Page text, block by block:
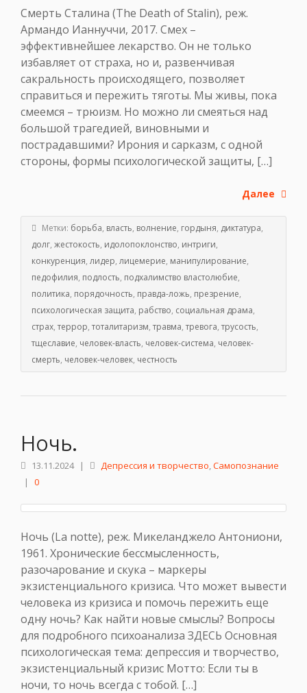
Смерть Сталина (The Death of Stalin), реж.
Армандо Ианнуччи, 2017. Смех –
эффективнейшее лекарство. Он не только
избавляет от страха, но и, развенчивая
сакральность происходящего, позволяет
справиться и пережить тяготы. Мы живы, пока
смеемся – трюизм. Но можно ли смеяться над
большой трагедией, виновными и
пострадавшими? Ирония и сарказм, с одной
стороны, формы психологической защиты, […]
Далее
Метки: борьба, власть, волнение, гордыня, диктатура,
долг, жестокость, идолопоклонство, интриги,
конкуренция, лидер, лицемерие, манипулирование,
педофилия, подлость, подхалимство властолюбие,
политика, порядочность, правда-ложь, презрение,
психологическая защита, рабство, социальная драма,
страх,террор,тоталитаризм,травма,тревога,трусость,
тщеславие, человек-власть, человек-система, человек-
смерть, человек-человек, честность
Ночь.
13.11.2024 | Депрессия и творчество,Самопознание
|
0
Ночь (La notte), реж. Микеланджело Антониони,
1961. Хронические бессмысленность,
разочарование и скука – маркеры
экзистенциального кризиса. Что может вывести
человека из кризиса и помочь пережить еще
одну ночь? Как найти новые смыслы? Вопросы
для подробного психоанализа ЗДЕСЬ Основная
психологическая тема: депрессия и творчество,
экзистенциальный кризис Мотто: Если ты в
ночи, то ночь всегда с тобой. […]